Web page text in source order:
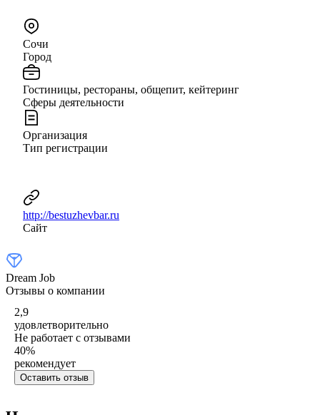
Сочи
Город
Гостиницы, рестораны, общепит, кейтеринг
Сферы деятельности
Организация
Тип регистрации
http://bestuzhevbar.ru
Сайт
Dream Job
Отзывы о компании
2,9
удовлетворительно
Не работает с отзывами
40%
рекомендует
Оставить отзыв